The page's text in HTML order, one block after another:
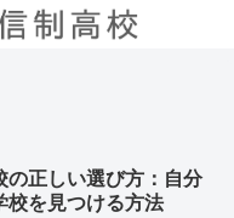
の正しい選び方：自分
校を見つける方法